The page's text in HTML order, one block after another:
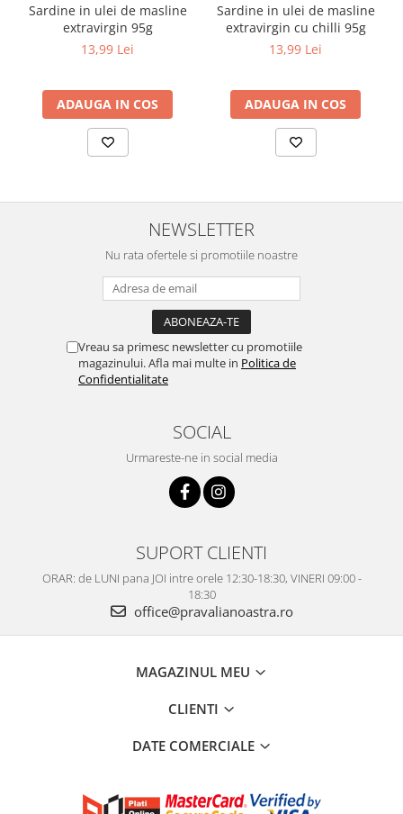
Sardine in ulei de masline
extravirgin 95g
13,99 Lei
ADAUGA IN COS
Sardine in ulei de masline
extravirgin cu chilli 95g
13,99 Lei
ADAUGA IN COS
NEWSLETTER
Nu rata ofertele si promotiile noastre
Vreau sa primesc newsletter cu promotiile
magazinului. Afla mai multe in Politica de
Confidentialitate
SOCIAL
Urmareste-ne in social media
SUPORT CLIENTI
ORAR: de LUNI pana JOI intre orele 12:30-18:30, VINERI 09:00 -
18:30
office@pravalianoastra.ro
MAGAZINUL MEU
CLIENTI
DATE COMERCIALE